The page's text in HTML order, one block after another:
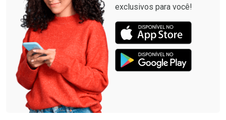
exclusivos para você!